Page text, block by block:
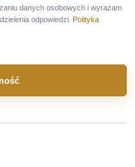
danych osobowych i wyrażam
odpowiedzi. Polityka